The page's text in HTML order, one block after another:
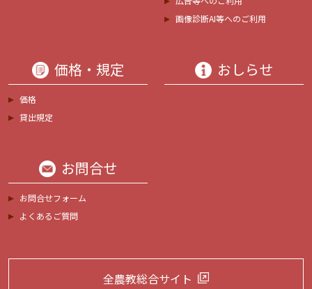
画像診断AI等へのご利用
価格・規定
価格
貸出規定
おしらせ
お問合せ
お問合せフォーム
よくあるご質問
全農教総合サイト